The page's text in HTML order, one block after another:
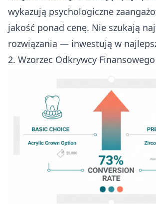
wykazują psychologiczne
jakość ponad cenę. Nie szukają
rozwiązania — inwestują w
2. Wzorzec Odkrywcy Finansowego